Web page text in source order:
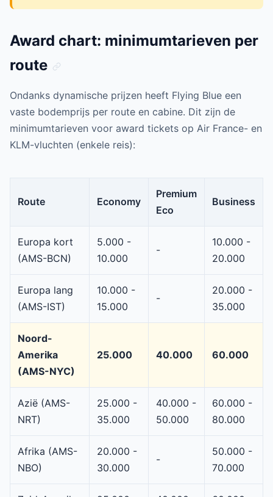
Award chart: minimumtarieven per
route
Ondanks dynamische prijzen heeft Flying Blue een
vaste bodemprijs per route en cabine. Dit zijn de
minimumtarieven voor award tickets op Air France- en
KLM-vluchten (enkele reis):
Route Economy
Premium
Eco
Business
Europa kort
(AMS-BCN)
5.000 -
10.000
-
10.000 -
20.000
Europa lang
(AMS-IST)
10.000 -
15.000
-
20.000 -
35.000
Noord-
Amerika
(AMS-NYC)
25.000 40.000 60.000
Azië (AMS-
NRT)
25.000 -
35.000
40.000 -
50.000
60.000 -
80.000
Afrika (AMS-
NBO)
20.000 -
30.000
-
50.000 -
70.000